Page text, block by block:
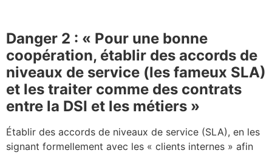
Danger 2 : « Pour une bonne
coopération, établir des accords de
niveaux de service (les fameux SLA)
et les traiter comme des contrats
entre la DSI et les métiers »
Établir des accords de niveaux de service (SLA), en les
signant formellement avec les « clients internes » afin